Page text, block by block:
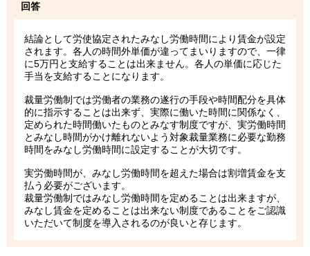
回答
結論として労使協定されたみなし労働時間により賃金が設定
されます。各人の時間外単価が違ってまいりますので、一律
に5万円と支給することは出来ません。各人の単価に応じた
手当を支給することになります。
裁量労働制では労働者の業務の遂行の手段や時間配分を具体
的に指示することは出来ず、実際に働いた時間に関係なく、
定められた時間働いたものとみなす制度ですが、実労働時間
とみなし時間がかけ離れないよう対象裁量業務に必要な勤務
時間をみなし労働時間に設定することが大切です。
実労働時間が、みなし労働時間を超えた場合は割増賃金を支
払う必要がございます。
裁量労働制ではみなし労働時間を定めることは出来ますが、
みなし賃金を定めることは出来ない制度であることをご認識
いただいて制度を導入されるのが良いと存じます。